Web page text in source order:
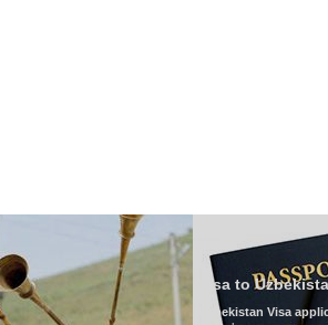
Visa to Uzbekistan
Uzbekistan Visa application form: